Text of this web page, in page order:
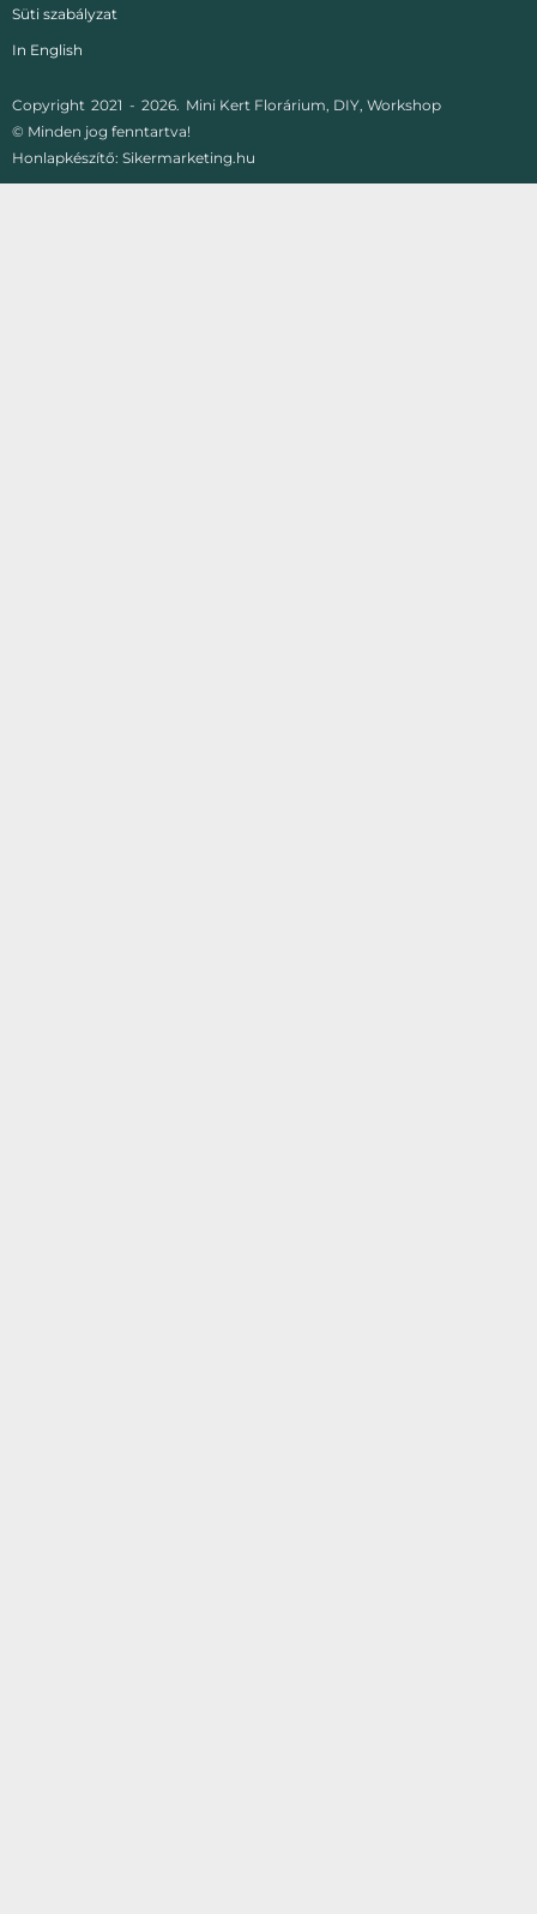
Copyright 2021 - 2026. Mini Kert Florárium, DIY, Workshop
© Minden jog fenntartva!
Honlapkészítő: Sikermarketing.hu
Süti szabályzat
In English